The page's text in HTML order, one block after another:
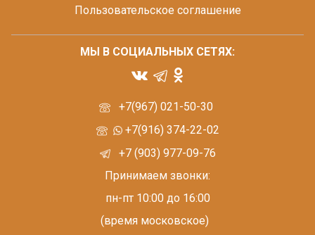
Пользовательское соглашение
+7(967) 021-50-30
+7(916) 374-22-02
+7 (903) 977-09-76
Принимаем звонки:
пн-пт 10:00 до 16:00
(время московское)
МЫ В СОЦИАЛЬНЫХ СЕТЯХ: